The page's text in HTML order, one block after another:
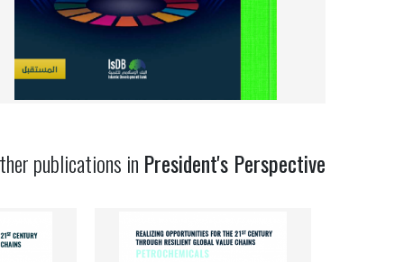
publications in President's Perspective